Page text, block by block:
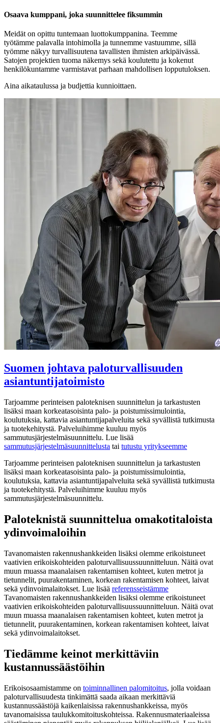
Osaava kumppani, joka suunnittelee fiksummin
Meidät on opittu tuntemaan luottokumppanina. Teemme
työtämme palavalla intohimolla ja tunnemme vastuumme, sillä
työmme näkyy turvallisuutena tavallisten ihmisten arkipäivässä.
Satojen projektien tuoma näkemys sekä koulutettu ja kokenut
henkilökuntamme varmistavat parhaan mahdollisen lopputuloksen.
Aina aikataulussa ja budjettia kunnioittaen.
Suomen johtava paloturvallisuuden
asiantuntijatoimisto
Tarjoamme perinteisen paloteknisen suunnittelun ja tarkastusten
lisäksi maan korkeatasoisinta palo- ja poistumissimulointia,
koulutuksia, kattavia asiantuntijapalveluita sekä syvällistä tutkimusta
ja tuotekehitystä. Palveluihimme kuuluu myös
sammutusjärjestelmäsuunnittelu. Lue lisää
sammutusjärjestelmäsuunnittelusta tai tutustu yritykseemme
Tarjoamme perinteisen paloteknisen suunnittelun ja tarkastusten
lisäksi maan korkeatasoisinta palo- ja poistumissimulointia,
koulutuksia, kattavia asiantuntijapalveluita sekä syvällistä tutkimusta
ja tuotekehitystä. Palveluihimme kuuluu myös
sammutusjärjestelmäsuunnittelu.
Paloteknistä suunnittelua omakotitaloista
ydinvoimaloihin
Tavanomaisten rakennushankkeiden lisäksi olemme erikoistuneet
vaativien erikoiskohteiden paloturvallisuussuunnitteluun. Näitä ovat
muun muassa maanalaisen rakentamisen kohteet, kuten metrot ja
tietunnelit, puurakentaminen, korkean rakentamisen kohteet, laivat
sekä ydinvoimalaitokset. Lue lisää referensseistämme
Tavanomaisten rakennushankkeiden lisäksi olemme erikoistuneet
vaativien erikoiskohteiden paloturvallisuussuunnitteluun. Näitä ovat
muun muassa maanalaisen rakentamisen kohteet, kuten metrot ja
tietunnelit, puurakentaminen, korkean rakentamisen kohteet, laivat
sekä ydinvoimalaitokset.
Tiedämme keinot merkittäviin
kustannussäästöihin
Erikoisosaamistamme on toiminnallinen palomitoitus, jolla voidaan
paloturvallisuudesta tinkimättä saada aikaan merkittäviä
kustannussäästöjä kaikenlaisissa rakennushankkeissa, myös
tavanomaisissa taulukkomitoituskohteissa. Rakennusmateriaaleissa